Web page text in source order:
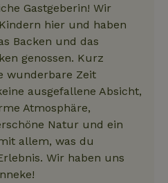
Gastgeberin! Wir
hier und haben
Backen und das
genossen. Kurz
wunderbare Zeit
ausgefallene Absicht,
Atmosphäre,
Natur und ein
allem, was du
Wir haben uns